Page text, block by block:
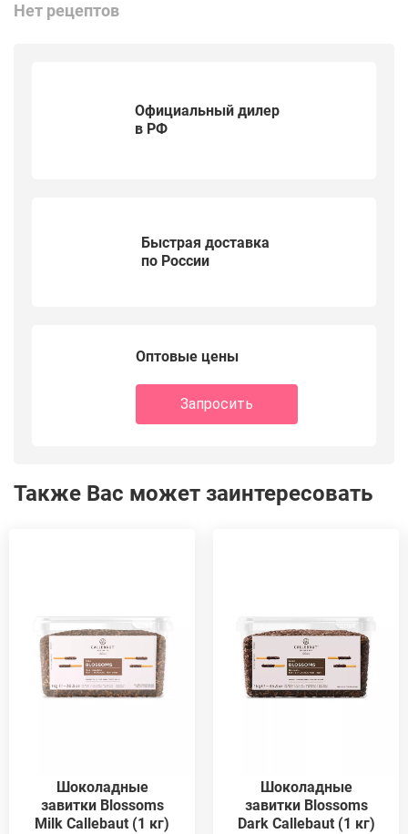
Нет рецептов
Официальный дилер
в РФ
Быстрая доставка
по России
Оптовые цены
Запросить
Также Вас может заинтересовать
Шоколадные
завитки Blossoms
Milk Callebaut (1 кг)
Шоколадные
завитки Blossoms
Dark Callebaut (1 кг)